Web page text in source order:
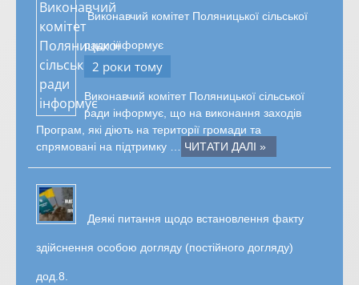
Виконавчий комітет Поляницької сільської
ради інформує
2 роки тому
Виконавчий комітет Поляницької сільської
ради інформує, що на виконання заходів
Програм, які діють на території громади та
спрямовані на підтримку … ЧИТАТИ ДАЛІ »
Деякі питання щодо встановлення факту
здійснення особою догляду (постійного догляду)
дод.8.